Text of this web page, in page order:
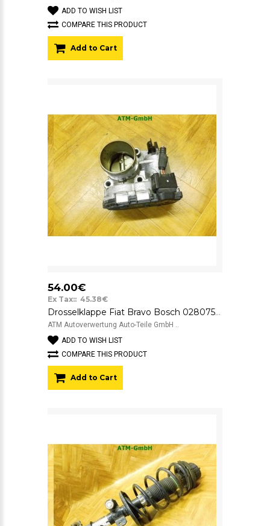
ADD TO WISH LIST
COMPARE THIS PRODUCT
Add to Cart
54.00€
Ex Tax:: 45.38€
Drosselklappe Fiat Bravo Bosch 0280750137
ATM Autoverwertung Auto-Teile GmbH ..
ADD TO WISH LIST
COMPARE THIS PRODUCT
Add to Cart